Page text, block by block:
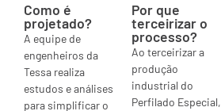
Como é
projetado?
A equipe de
engenheiros da
Tessa realiza
estudos e análises
para simplificar o
Por que
terceirizar o
processo?
Ao terceirizar a
produção
industrial do
Perfilado Especial,